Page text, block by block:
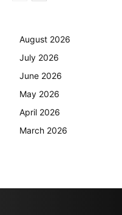
August 2026
July 2026
June 2026
May 2026
April 2026
March 2026